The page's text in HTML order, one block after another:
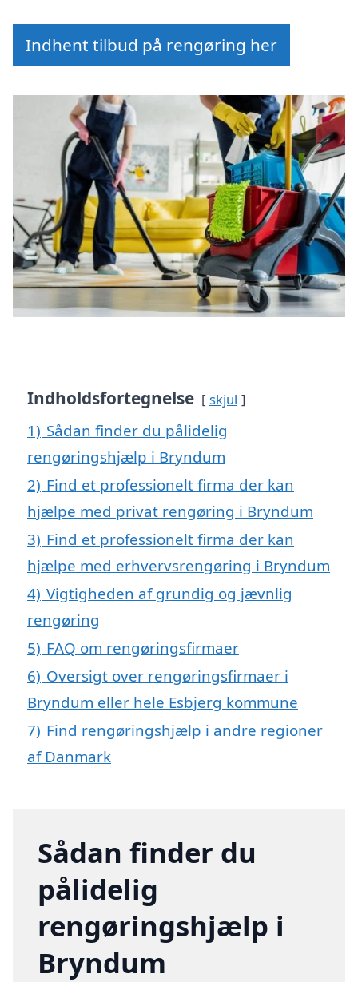
Indhent tilbud på rengøring her
Indholdsfortegnelse skjul
1) Sådan finder du pålidelig
rengøringshjælp i Bryndum
2) Find et professionelt firma der kan
hjælpe med privat rengøring i Bryndum
3) Find et professionelt firma der kan
hjælpe med erhvervsrengøring i Bryndum
4) Vigtigheden af grundig og jævnlig
rengøring
5) FAQ om rengøringsfirmaer
6) Oversigt over rengøringsfirmaer i
Bryndum eller hele Esbjerg kommune
7) Find rengøringshjælp i andre regioner
af Danmark
Sådan finder du
pålidelig
rengøringshjælp i
Bryndum